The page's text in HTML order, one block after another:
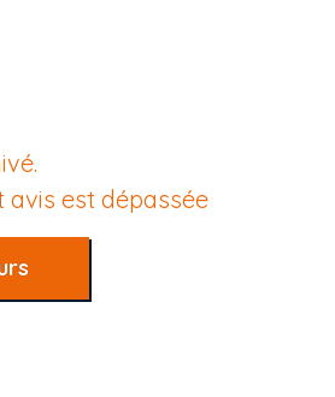
est dépassée